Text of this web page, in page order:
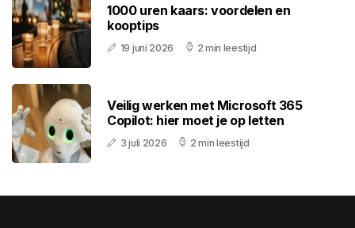
1000 uren kaars: voordelen en
kooptips
19 juni 2026 2 min leestijd
Veilig werken met Microsoft 365
Copilot: hier moet je op letten
3 juli 2026 2 min leestijd